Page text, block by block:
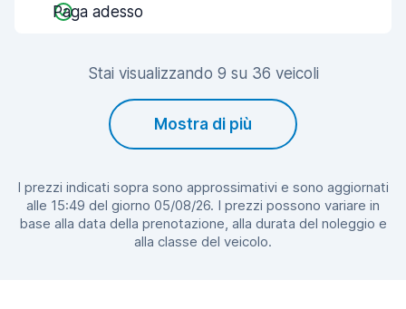
Paga adesso
Stai visualizzando 9 su 36 veicoli
Mostra di più
I prezzi indicati sopra sono approssimativi e sono aggiornati
alle 15:49 del giorno 05/08/26. I prezzi possono variare in
base alla data della prenotazione, alla durata del noleggio e
alla classe del veicolo.